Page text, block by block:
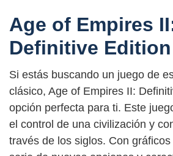
Age of Empires
Definitive Edition
Si estás buscando un juego de
clásico, Age of Empires II:
opción perfecta para ti. Este
el control de una civilización y
través de los siglos. Con